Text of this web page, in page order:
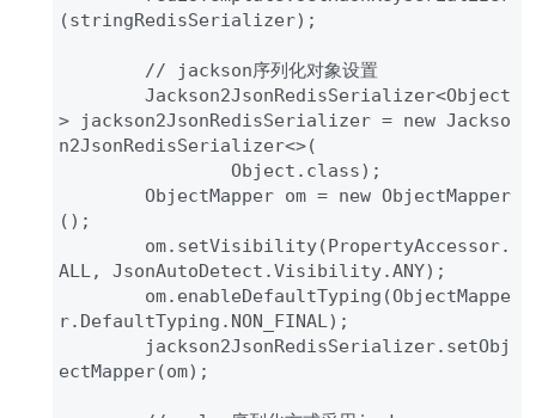
(stringRedisSerializer);
> jackson2JsonRedisSerializer = new Jackso
n2JsonRedisSerializer<>(
();
ALL, JsonAutoDetect.Visibility.ANY);
r.DefaultTyping.NON_FINAL);
ectMapper(om);